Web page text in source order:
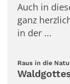
Auch in
ganz
in der ...
Raus in die